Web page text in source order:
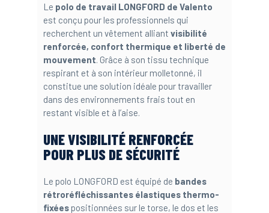
Le polo de travail LONGFORD de Valento
est conçu pour les professionnels qui
recherchent un vêtement alliant visibilité
renforcée, confort thermique et liberté de
mouvement. Grâce à son tissu technique
respirant et à son intérieur molletonné, il
constitue une solution idéale pour travailler
dans des environnements frais tout en
restant visible et à l’aise.
UNE VISIBILITÉ RENFORCÉE
POUR PLUS DE SÉCURITÉ
Le polo LONGFORD est équipé de bandes
rétroréfléchissantes élastiques thermo-
fixéespositionnées sur le torse, le dos et les